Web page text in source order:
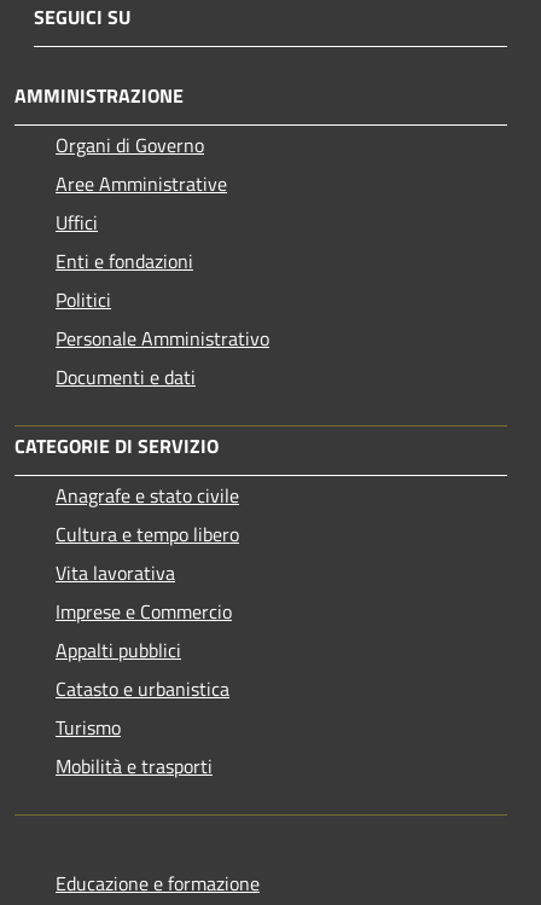
SEGUICI SU
AMMINISTRAZIONE
Organi di Governo
Aree Amministrative
Uffici
Enti e fondazioni
Politici
Personale Amministrativo
Documenti e dati
CATEGORIE DI SERVIZIO
Anagrafe e stato civile
Cultura e tempo libero
Vita lavorativa
Imprese e Commercio
Appalti pubblici
Catasto e urbanistica
Turismo
Mobilità e trasporti
Educazione e formazione